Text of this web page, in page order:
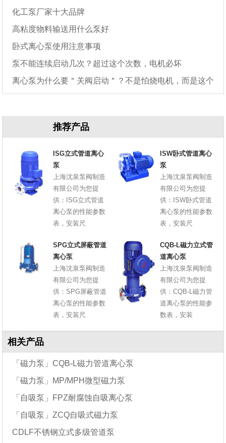
化工泵厂家十大品牌
高粘度物料输送用什么泵好
卧式离心泵使用注意事项
泵不能连续启动几次？超过这个次数，电机必坏
离心泵为什么要＂关阀启动＂？不是怕烧电机，而是这个
推荐产品
ISG立式管道离心
泵
上海沈泉泵阀制造
有限公司为您提
供：ISG立式管道
离心泵的性能参数
表，安装尺
ISW卧式管道离心
泵
上海沈泉泵阀制造
有限公司为您提
供：ISW卧式管道
离心泵的性能参数
表，安装尺
SPG立式屏蔽管道
离心泵
上海沈泉泵阀制造
有限公司为您提
供：SPG屏蔽管道
离心泵的性能参数
表，安装尺
CQB-L磁力立式管
道离心泵
上海沈泉泵阀制造
有限公司为您提
供：CQB-L磁力管
道离心泵的性能参
数表，安装
相关产品
「磁力泵」CQB-L磁力管道离心泵
「磁力泵」MP/MPH微型磁力泵
「自吸泵」FPZ耐腐蚀自吸离心泵
「自吸泵」ZCQ自吸式磁力泵
CDLF不锈钢立式多级管道泵